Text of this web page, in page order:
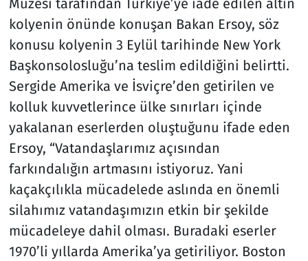
kolyenin önünde konuşan Bakan Ersoy, söz
konusu kolyenin 3 Eylül tarihinde New York
Başkonsolosluğu’na teslim edildiğini belirtti.
Sergide Amerika ve İsviçre’den getirilen ve
kolluk kuvvetlerince ülke sınırları içinde
yakalanan eserlerden oluştuğunu ifade eden
Ersoy, “Vatandaşlarımız açısından
farkındalığın artmasını istiyoruz. Yani
kaçakçılıkla mücadelede aslında en önemli
silahımız vatandaşımızın etkin bir şekilde
mücadeleye dahil olması. Buradaki eserler
1970’li yıllarda Amerika’ya getiriliyor. Boston